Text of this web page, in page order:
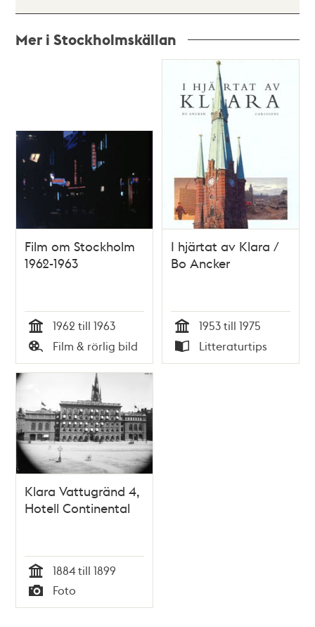
Mer i Stockholmskällan
Film om Stockholm
1962-1963
Tid
1962 till 1963
Typ
Film & rörlig bild
I hjärtat av Klara /
Bo Ancker
Tid
1953 till 1975
Typ
Litteraturtips
Klara Vattugränd 4,
Hotell Continental
Tid
1884 till 1899
Typ
Foto